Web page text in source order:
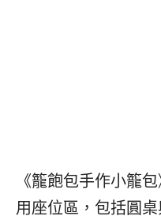
《籠飽包手作小籠
用座位區，包括圓